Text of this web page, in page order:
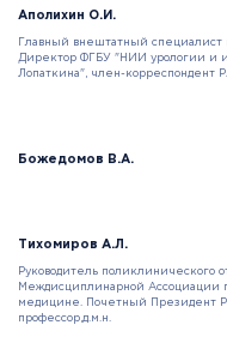
Аполихин О.И.
Главный внештатный специалист
Директор ФГБУ "НИИ урологии и
Лопаткина", член-корреспондент
Божедомов В.А.
Тихомиров А.Л.
Руководитель
Междисциплинарной Ассоциации
медицине. Почетный Президент
профессор,д.м.н.